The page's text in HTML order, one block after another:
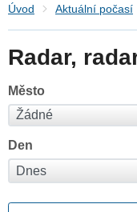
Úvod Aktuální počasí
Radar,
Město
Den